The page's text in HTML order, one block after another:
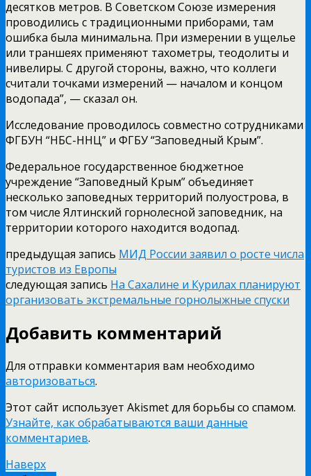
десятков метров. В Советском Союзе измерения
проводились с традиционными приборами, там
ошибка была минимальна. При измерении в ущелье
или траншеях применяют тахометры, теодолиты и
нивелиры. С другой стороны, важно, что коллеги
считали точками измерений — началом и концом
водопада”, — сказал он.
Исследование проводилось совместно сотрудниками
ФГБУН “НБС-ННЦ” и ФГБУ “Заповедный Крым”.
Федеральное государственное бюджетное
учреждение “Заповедный Крым” объединяет
несколько заповедных территорий полуострова, в
том числе Ялтинский горнолесной заповедник, на
территории которого находится водопад.
предыдущая запись МИД России заявил о росте числа
туристов из Европы
следующая запись На Сахалине и Курилах планируют
организовать экстремальные горнолыжные спуски
Добавить комментарий
Для отправки комментария вам необходимо
авторизоваться.
Этот сайт использует Akismet для борьбы со спамом.
Узнайте, как обрабатываются ваши данные
комментариев.
Наверх